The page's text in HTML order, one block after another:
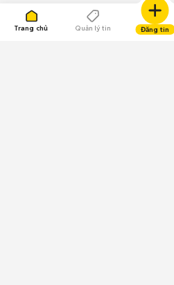
Trang chủ Quản lý tin Đăng tin